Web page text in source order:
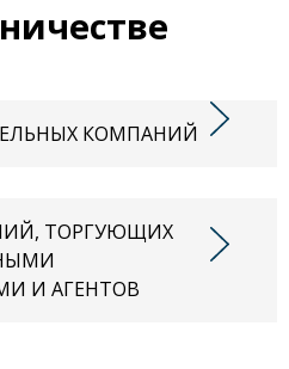
КОМПАНИЙ
ТОРГУЮЩИХ
И АГЕНТОВ